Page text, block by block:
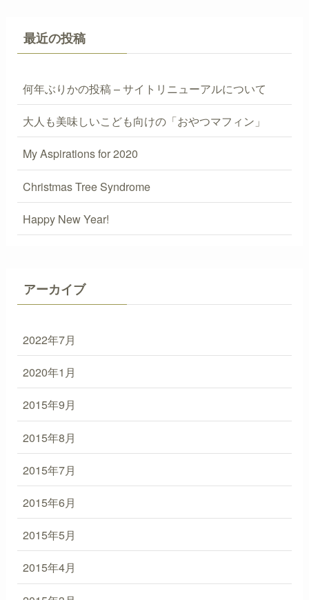
最近の投稿
何年ぶりかの投稿 – サイトリニューアルについて
大人も美味しいこども向けの「おやつマフィン」
My Aspirations for 2020
Christmas Tree Syndrome
Happy New Year!
アーカイブ
2022年7月
2020年1月
2015年9月
2015年8月
2015年7月
2015年6月
2015年5月
2015年4月